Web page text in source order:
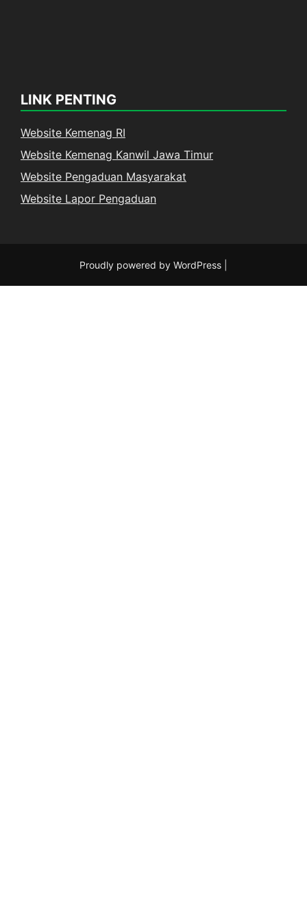
LINK PENTING
Website Kemenag RI
Website Kemenag Kanwil Jawa Timur
Website Pengaduan Masyarakat
Website Lapor Pengaduan
Proudly powered by WordPress